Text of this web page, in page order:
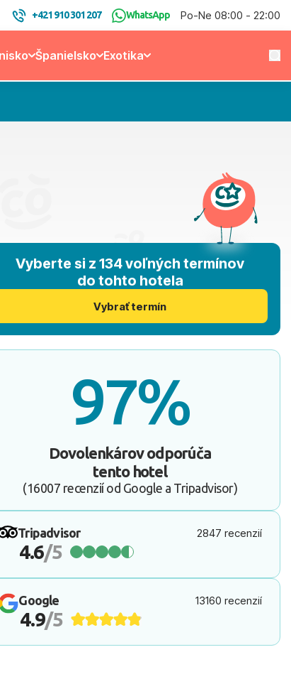
+421 910 301 207 WhatsApp Po-Ne 08:00 - 22:00
Španielsko Exotika
Vyberte si z 134 voľných termínov
do tohto hotela
Vybrať termín
97%
Dovolenkárov odporúča
tento hotel
(16007 recenzií od Google a Tripadvisor)
Tripadvisor 2847 recenzií
4.6/5
Google 13160 recenzií
4.9/5